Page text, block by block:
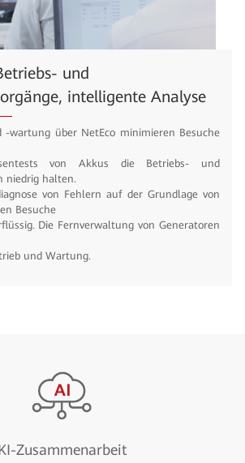
und
intelligente Analyse
-wartung über NetEco minimieren Besuche
von Akkus die Betriebs- und
niedrig halten.
von Fehlern auf der Grundlage von
Besuche
Die Fernverwaltung von Generatoren
und Wartung.
Zusammenarbeit